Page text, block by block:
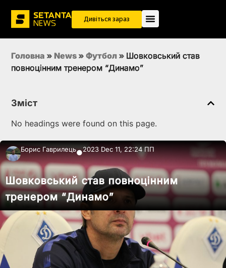
Дивіться зараз
Головна » News » Футбол » Шовковський став
повноцінним тренером “Динамо”
Зміст
No headings were found on this page.
Борис Гаврилець●2023 Dec 11, 22:24 ПП
Шовковський став повноцінним
тренером “Динамо”